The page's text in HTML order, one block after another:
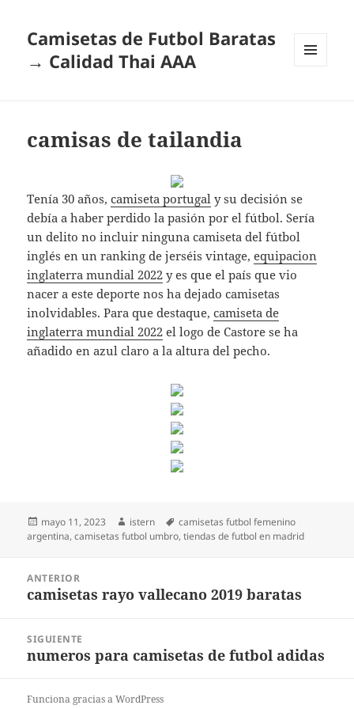
Camisetas de Futbol Baratas
→ Calidad Thai AAA
camisas de tailandia
Tenía 30 años,camiseta portugal y su decisión se
debía a haber perdido la pasión por el fútbol. Sería
un delito no incluir ninguna camiseta del fútbol
inglés en un ranking de jerséis vintage,equipacion
inglaterra mundial 2022 y es que el país que vio
nacer a este deporte nos ha dejado camisetas
inolvidables. Para que destaque,camiseta de
inglaterra mundial 2022 el logo de Castore se ha
añadido en azul claro a la altura del pecho.
Publicado
el
mayo 11, 2023 Autor
istern Etiquetas
camisetas futbol femenino
argentina,camisetas futbol umbro,tiendas de futbol en madrid
entradas
ANTERIOR
Entrada
camisetas rayo vallecano 2019 baratas
SIGUIENTE
Entrada
numeros para camisetas de futbol adidas
Funciona gracias a WordPress